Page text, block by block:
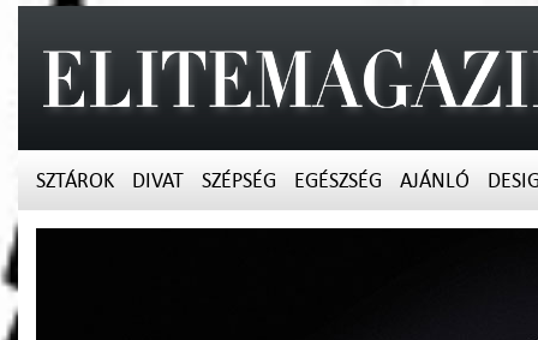
SZTÁROK DIVAT SZÉPSÉG EGÉSZSÉG AJÁNLÓ